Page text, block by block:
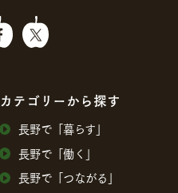
カテゴリーから探す
⻑野で「暮らす」
⻑野で「働く」
⻑野で「つながる」